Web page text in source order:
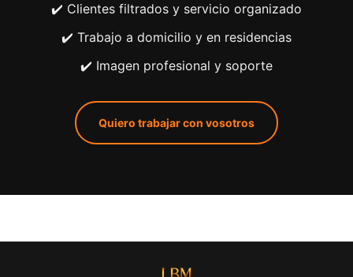
✔️ Clientes filtrados y servicio organizado
✔️ Trabajo a domicilio y en residencias
✔️ Imagen profesional y soporte
Quiero trabajar con vosotros